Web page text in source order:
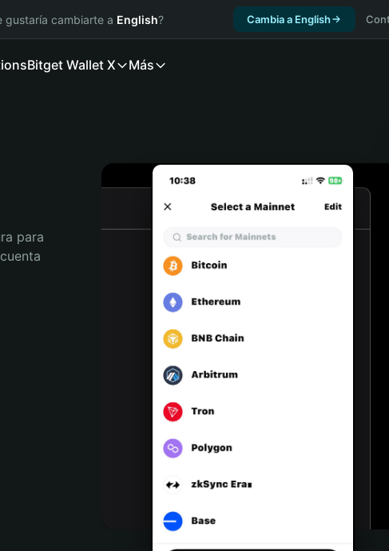
gustaría cambiarte a English? Cambia a English
Bitget Wallet X Más
para